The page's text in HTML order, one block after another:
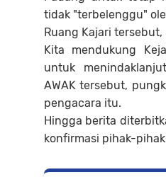
tidak "terbelenggu"
Ruang Kajari
Kita mendukung
untuk
AWAK tersebut,
pengacara itu.
Hingga berita
konfirmasi pihak-